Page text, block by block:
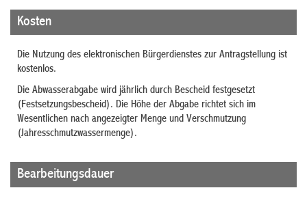
Kosten
Die Nutzung des elektronischen Bürgerdienstes zur Antragstellung ist
kostenlos.
Die Abwasserabgabe wird jährlich durch Bescheid festgesetzt
(Festsetzungsbescheid). Die Höhe der Abgabe richtet sich im
Wesentlichen nach angezeigter Menge und Verschmutzung
(Jahresschmutzwassermenge).
Bearbeitungsdauer